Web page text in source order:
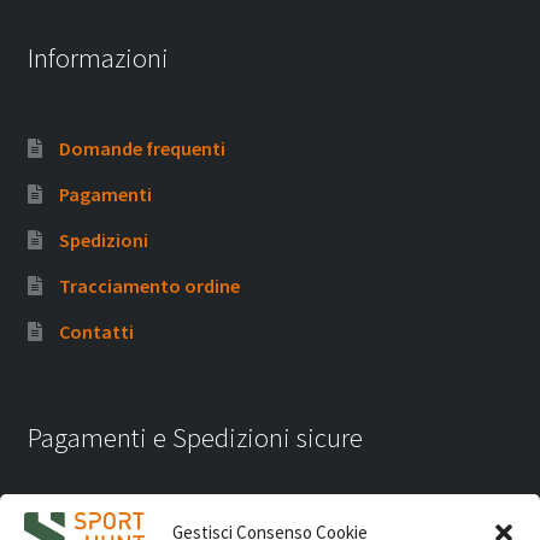
Gestisci Consenso Cookie
Informazioni
Domande frequenti
Pagamenti
Spedizioni
Tracciamento ordine
Contatti
Pagamenti e Spedizioni sicure